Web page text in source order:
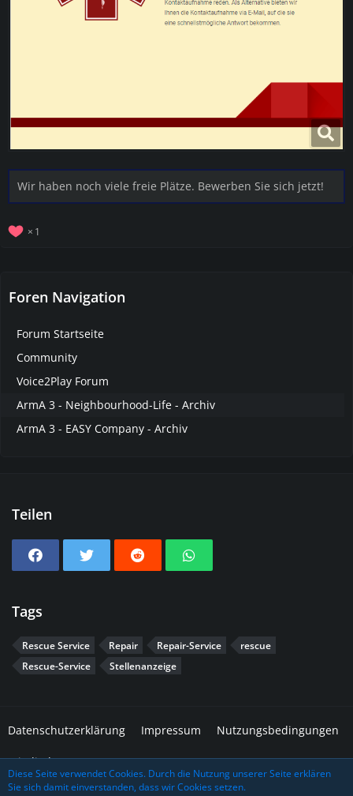
Wir haben noch viele freie Plätze. Bewerben Sie sich jetzt!
1
Foren Navigation
Forum Startseite
Community
Voice2Play Forum
ArmA 3 - Neighbourhood-Life - Archiv
ArmA 3 - EASY Company - Archiv
Teilen
Tags
Rescue Service Repair Repair-Service
rescue
Rescue-Service
Stellenanzeige
Datenschutzerklärung Impressum Nutzungsbedingungen
Mitglieder
Diese Seite verwendet Cookies. Durch die Nutzung unserer Seite erklären
Sie sich damit einverstanden, dass wir Cookies setzen.